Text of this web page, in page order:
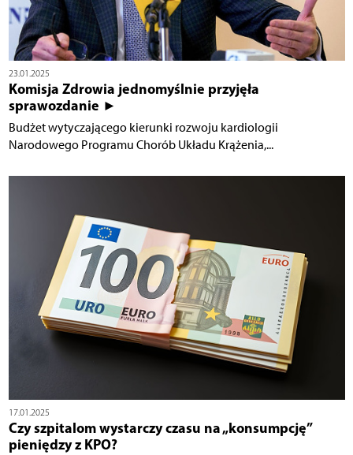
23.01.2025
Komisja Zdrowia jednomyślnie przyjęła
sprawozdanie ►
Budżet wytyczającego kierunki rozwoju kardiologii
Narodowego Programu Chorób Układu Krążenia,...
17.01.2025
Czy szpitalom wystarczy czasu na „konsumpcję”
pieniędzy z KPO?